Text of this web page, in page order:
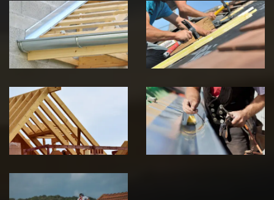
Pose de
Chéneau 39
Jura
Réparation de
toiture 39
Jura
Traitement de
charpente 39
Jura
Travaux de
zinguerie 39
Jura
Urgence fuite